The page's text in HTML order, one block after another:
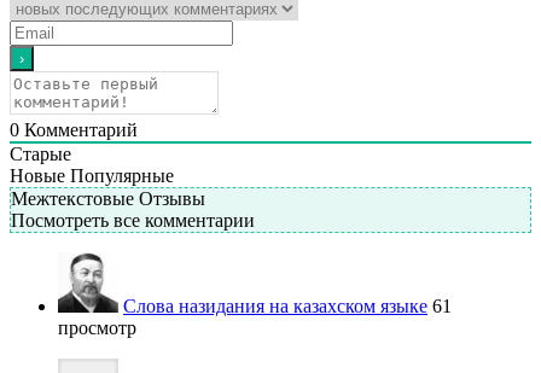
0 Комментарий
Старые
Новые Популярные
Межтекстовые Отзывы
Посмотреть все комментарии
Слова назидания на казахском языке 61
просмотр